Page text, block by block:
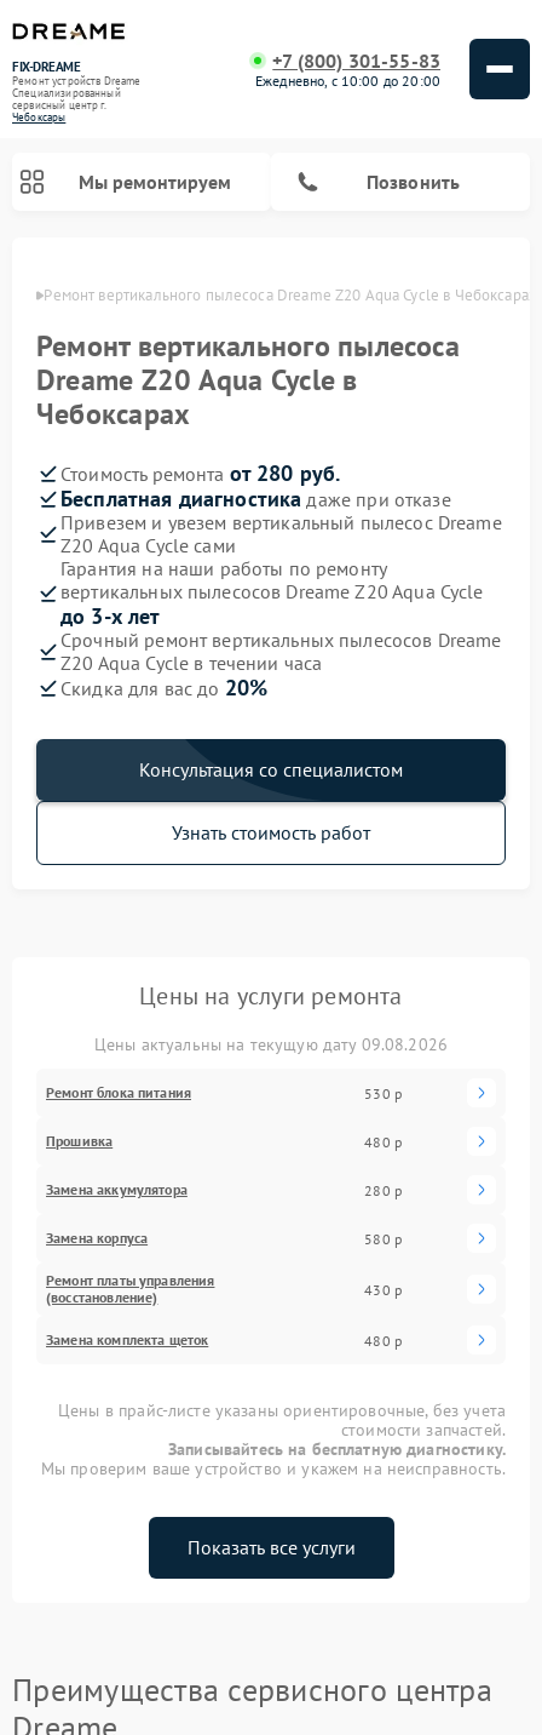
FIX-DREAME
Ремонт устройств Dreame
Специализированный
cервисный центр г.
Чебоксары
+7 (800) 301-55-83
Ежедневно, с 10:00 до 20:00
Мы ремонтируем Позвонить
Ремонт вертикального пылесоса Dreame Z20 Aqua Cycle в Чебоксарах
Ремонт вертикального пылесоса
Dreame Z20 Aqua Cycle в
Чебоксарах
Стоимость ремонта от 280 руб.
Бесплатная диагностика даже при отказе
Привезем и увезем вертикальный пылесос Dreame
Z20 Aqua Cycle сами
Гарантия на наши работы по ремонту
вертикальных пылесосов Dreame Z20 Aqua Cycle
до 3-х лет
Срочный ремонт вертикальных пылесосов Dreame
Z20 Aqua Cycle в течении часа
Скидка для вас до 20%
Консультация со специалистом
Узнать стоимость работ
Цены на услуги ремонта
Цены актуальны на текущую дату 09.08.2026
Ремонт блока питания 530 р
Прошивка 480 р
Замена аккумулятора 280 р
Замена корпуса 580 р
Ремонт платы управления
(восстановление)
430 р
Замена комплекта щеток 480 р
Цены в прайс-листе указаны ориентировочные, без учета
стоимости запчастей.
Записывайтесь на бесплатную диагностику.
Мы проверим ваше устройство и укажем на неисправность.
Показать все услуги
Преимущества сервисного центра